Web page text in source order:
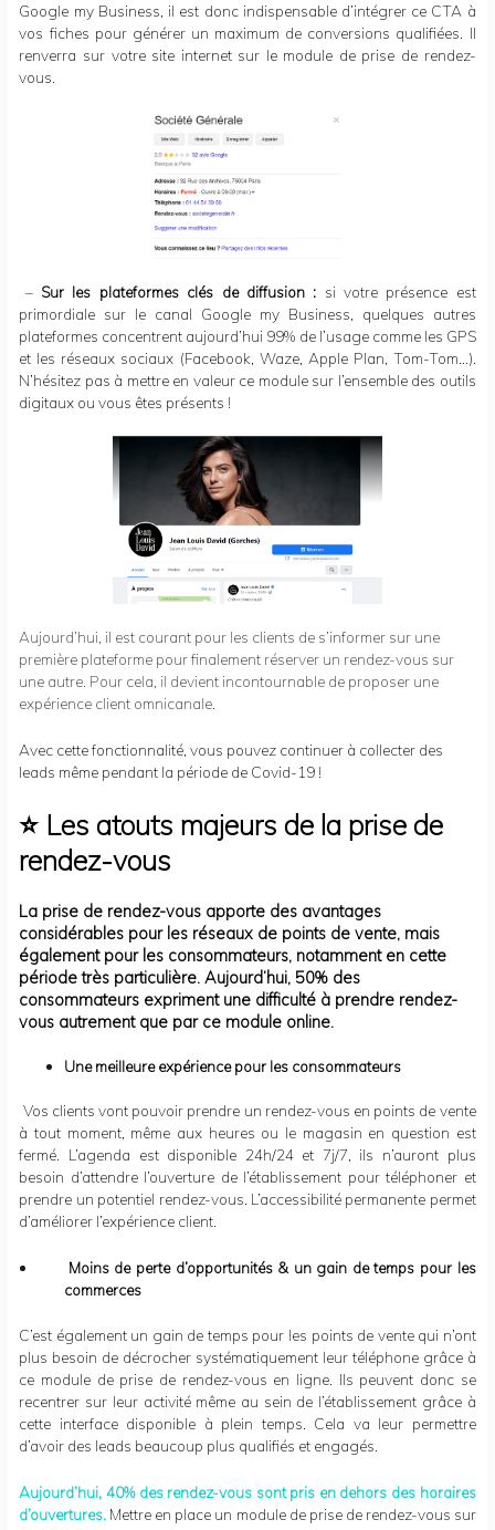
Google my Business, il est donc indispensable d’intégrer ce CTA à
vos fiches pour générer un maximum de conversions qualifiées. Il
renverra sur votre site internet sur le module de prise de rendez-
vous.
Sur les plateformes clés de diffusion : si votre présence est
primordiale sur le canal Google my Business, quelques autres
plateformes concentrent aujourd’hui 99% de l’usage comme les GPS
et les réseaux sociaux (Facebook, Waze, Apple Plan, Tom-Tom…).
N’hésitez pas à mettre en valeur ce module sur l’ensemble des outils
digitaux ou vous êtes présents !
Aujourd’hui, il est courant pour les clients de s’informer sur une
première plateforme pour finalement réserver un rendez-vous sur
une autre. Pour cela, il devient incontournable de proposer une
expérience client omnicanale.
Avec cette fonctionnalité, vous pouvez continuer à collecter des
leads même pendant la période de Covid-19 !
⭐ Les atouts majeurs de la prise de
rendez-vous
La prise de rendez-vous apporte des avantages
considérables pour les réseaux de points de vente, mais
également pour les consommateurs, notamment en cette
période très particulière.Aujourd’hui, 50% des
consommateurs expriment une difficulté à prendre rendez-
vous autrement que par ce module online.
Une meilleure expérience pour les consommateurs
Vos clients vont pouvoir prendre un rendez-vous en points de vente
à tout moment, même aux heures ou le magasin en question est
fermé. L’agenda est disponible 24h/24 et 7j/7, ils n’auront plus
besoin d’attendre l’ouverture de l’établissement pour téléphoner et
prendre un potentiel rendez-vous. L’accessibilité permanente permet
d’améliorer l’expérience client.
Moins de perte d’opportunités & un gain de temps pour les
commerces
C’est également un gain de temps pour les points de vente qui n’ont
plus besoin de décrocher systématiquement leur téléphone grâce à
ce module de prise de rendez-vous en ligne. Ils peuvent donc se
recentrer sur leur activité même au sein de l’établissement grâce à
cette interface disponible à plein temps. Cela va leur permettre
d’avoir des leads beaucoup plus qualifiés et engagés.
Aujourd’hui, 40% des rendez-vous sont pris en dehors des horaires
d’ouvertures. Mettre en place un module de prise de rendez-vous sur